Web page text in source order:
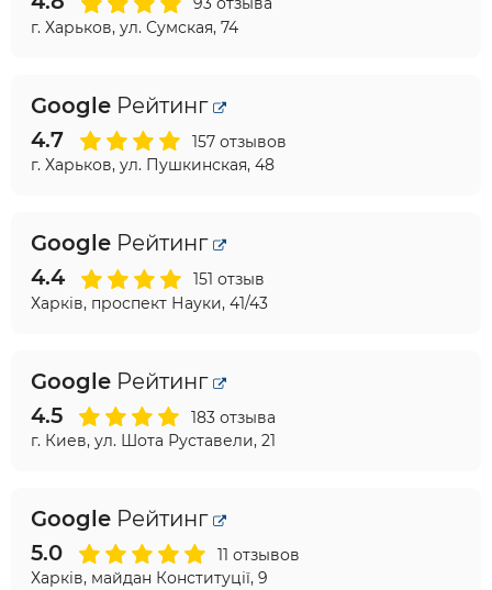
г. Харьков, ул. Сумская, 74
Google Рейтинг
4.7
157 отзывов
г. Харьков, ул. Пушкинская, 48
Google Рейтинг
4.4
151 отзыв
Харків, проспект Науки, 41/43
Google Рейтинг
4.5
183 отзыва
г. Киев, ул. Шота Руставели, 21
Google Рейтинг
5.0
11 отзывов
Харків, майдан Конституції, 9